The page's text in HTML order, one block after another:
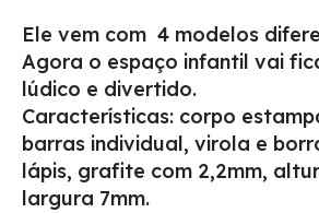
Ele vem com 4 modelos
Agora o espaço infantil vai
lúdico e divertido.
Características: corpo
barras individual, virola e
lápis, grafite com 2,2mm,
largura 7mm.